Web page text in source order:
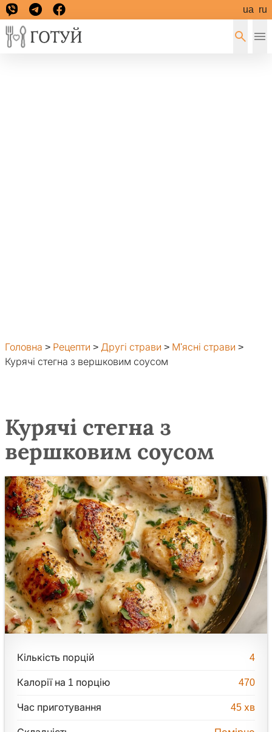
ua ru
Головна > Рецепти > Другі страви > М'ясні страви >
Курячі стегна з вершковим соусом
Курячі стегна з
вершковим соусом
Кількість порцій 4
Калорії на 1 порцію 470
Час приготування 45 хв